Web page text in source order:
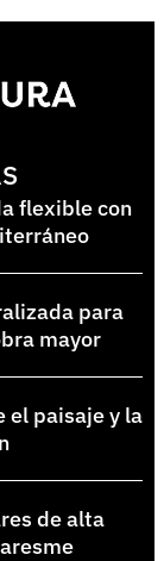
flexible con
para
mayor
el paisaje y la
de alta